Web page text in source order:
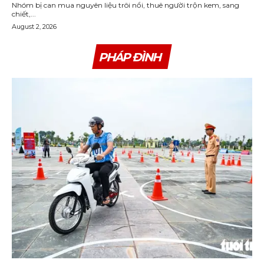
Nhóm bị can mua nguyên liệu trôi nổi, thuê người trộn kem, sang
chiết,...
August 2, 2026
PHÁP ĐÌNH